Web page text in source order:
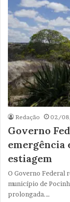
Redação 02/
Governo
emergência
estiagem
O Governo Federal
município de
prolongada.…